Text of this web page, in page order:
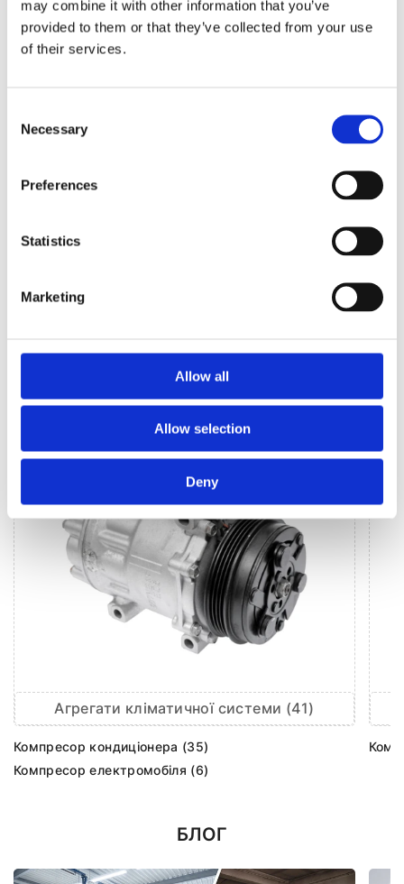
may combine it with other information that you’ve
provided to them or that they’ve collected from your use
of their services.
Selection
Necessary
Preferences
Statistics
Marketing
Allow all
Allow selection
Deny
Агрегати рульового управління (30)
Шток
КЛІМАТИЗАЦІЯ ДЛЯBMW 2
Агрегати кліматичної системи (41)
Компресор кондиціонера (35)
Компресор електромобіля (6)
БЛОГ